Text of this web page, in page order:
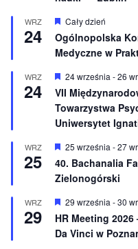
WRZ
24
W
r
ó
n
i
o
n
e
Cały dzień
Ogólnopolska
Medyczne w
WRZ
24
W
y
r
ó
ż
n
i
o
n
e
24 września -26
VII
Towarzystwa
Uniwersytet
WRZ
25
W
r
ó
n
i
o
n
25 września -27
40. Bachanalia
Zielonogórski
WRZ
29
W
y
r
ó
29 września -30
HR Meeting
Da Vinci w